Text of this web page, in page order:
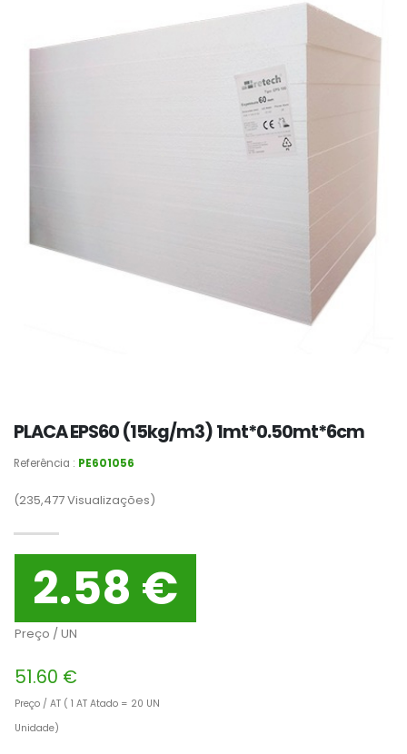
PLACA EPS60 (15kg/m3) 1mt*0.50mt*6cm
Referência : PE601056
(235,477Visualizações)
2.58 €
Preço / UN
51.60 €
Preço / AT ( 1 AT Atado = 20 UN
Unidade)